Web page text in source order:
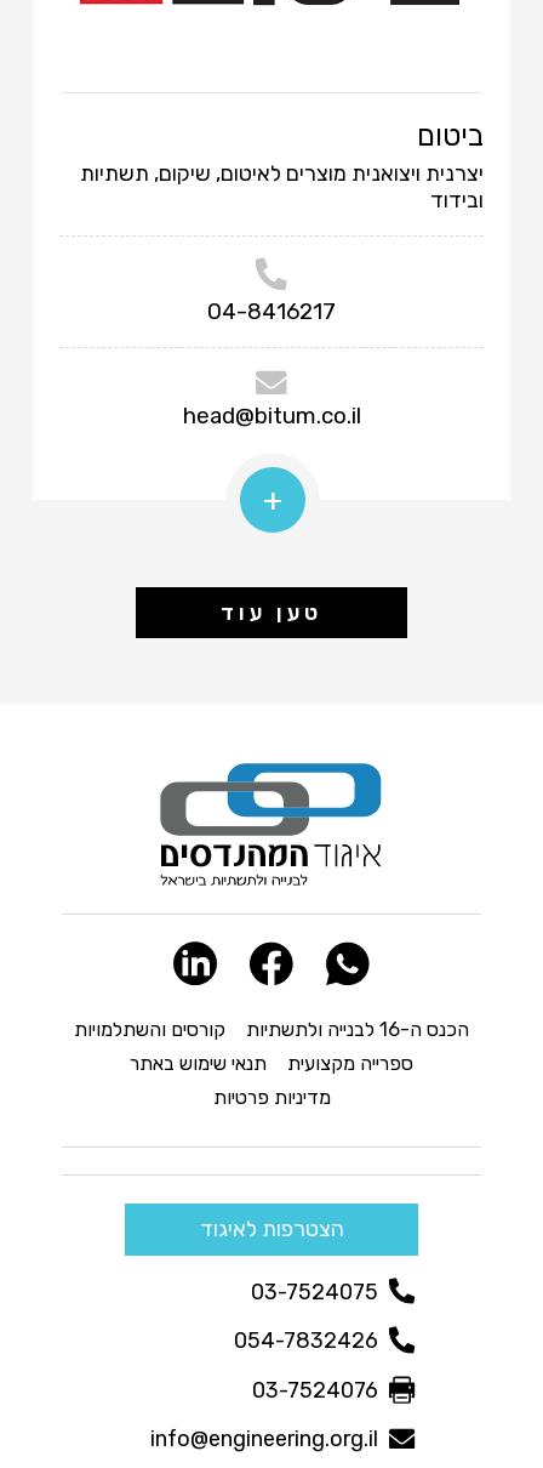
ביטום
יצרנית ויצואנית מוצרים לאיטום, שיקום, תשתיות
ובידוד
04-8416217
head@bitum.co.il
+
טען עוד
הכנס ה-16 לבנייה ולתשתיות
קורסים והשתלמויות
ספרייה מקצועית
תנאי שימוש באתר
מדיניות פרטיות
הצטרפות לאיגוד
03-7524075
054-7832426
03-7524076
info@engineering.org.il